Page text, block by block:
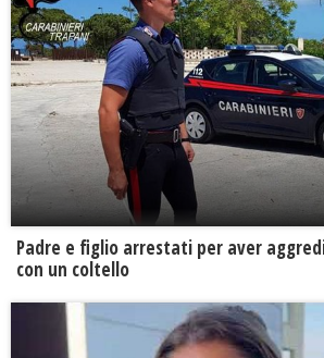
Padre e figlio arrestati per aver
con un coltello